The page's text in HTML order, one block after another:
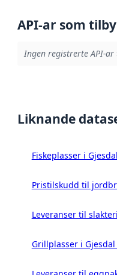
API-ar som
Ingen registrerte API-
Liknande
Fiskeplasser i
Pristilskudd til
Leveranser til
Grillplasser i